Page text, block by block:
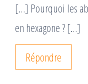
[…] Pourquoi les
en hexagone ? […]
Répondre